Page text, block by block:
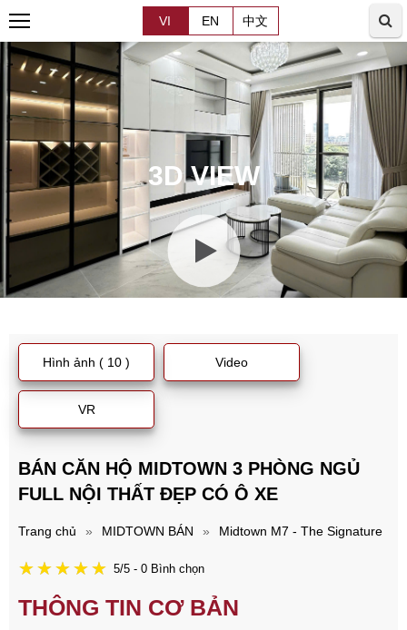
VI EN 中文
3D VIEW
Hình ảnh ( 10 ) Video
VR
BÁN CĂN HỘ MIDTOWN 3 PHÒNG NGỦ
FULL NỘI THẤT ĐẸP CÓ Ô XE
Trang chủ » MIDTOWN BÁN » Midtown M7 - The Signature
5/5 - 0 Bình chọn
THÔNG TIN CƠ BẢN